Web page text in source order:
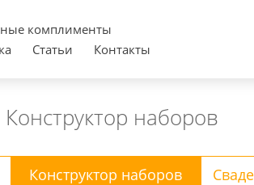
комплименты
Статьи Контакты
Конструктор наборов
Конструктор наборов